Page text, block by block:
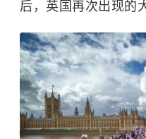
后，英国再次出现的